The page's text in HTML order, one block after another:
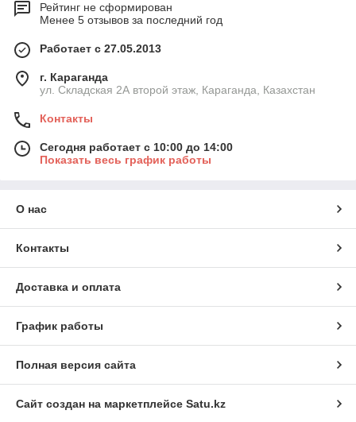
Рейтинг не сформирован
Менее 5 отзывов за последний год
Работает с 27.05.2013
г. Караганда
ул. Складская 2А второй этаж, Караганда, Казахстан
Контакты
Сегодня работает с 10:00 до 14:00
Показать весь график работы
О нас
Контакты
Доставка и оплата
График работы
Полная версия сайта
Сайт создан на маркетплейсе Satu.kz